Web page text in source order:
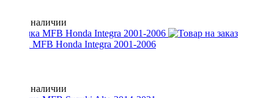
Нет в наличии
Рамка MFB Honda Integra 2001-2006
Нет в наличии